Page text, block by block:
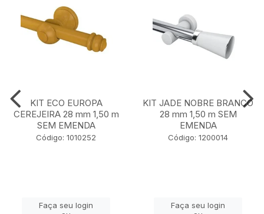
KIT ECO EUROPA
CEREJEIRA 28 mm 1,50 m
SEM EMENDA
Código: 1010252
Faça seu login
KIT JADE NOBRE BRANCO
28 mm 1,50 m SEM
EMENDA
Código: 1200014
Faça seu login